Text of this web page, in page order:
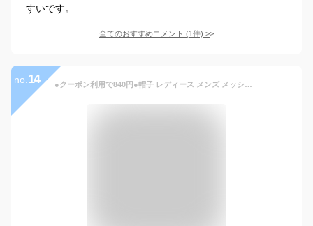
すいです。
全てのおすすめコメント (1件) >
no. 14 ●クーポン利用で840円●帽子 レディース メンズ メッシュキャップ ゴルフ 帽子 キャップ 帽子 ハニカム構造エアーキャップ 通気性抜群 無地 野球帽 登山 釣り ゴルフ 運転 旅行などに メッシュ帽 男女兼用